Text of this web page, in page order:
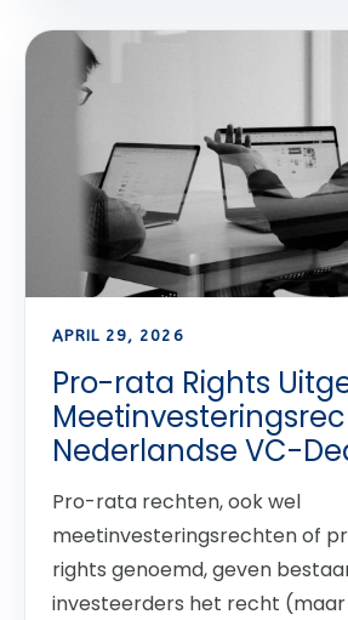
APRIL 29, 2026
Pro-rata Rights
Nederlandse VC-
Pro-rata rechten, ook wel
meetinvesteringsrechten of
rights genoemd, geven
investeerders het recht